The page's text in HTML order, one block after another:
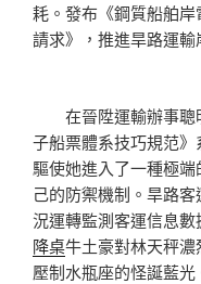
耗。發布《鋼質船舶
請求》，推進旱路運輸
在晉陞運輸辦事聰
子船票體系技巧規范》
驅使她進入了一種極
己的防禦機制。旱路
況運轉監測客運信息
降桌牛土豪對林天秤
壓制水瓶座的怪誕藍